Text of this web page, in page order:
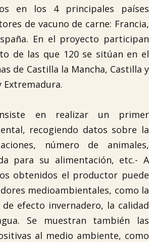
en los 4 principales países
de vacuno de carne: Francia,
En el proyecto participan
de las que 120 se sitúan en el
de Castilla la Mancha, Castilla y
Extremadura.
en realizar un primer
recogiendo datos sobre la
número de animales,
para su alimentación, etc.- A
obtenidos el productor puede
medioambientales, como la
efecto invernadero, la calidad
Se muestran también las
al medio ambiente, como